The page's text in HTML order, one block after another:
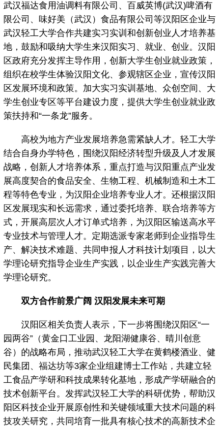
武汉福达食用油调料有限公司、百威英博(武汉)啤酒有
限公司、味好美（武汉）食品有限公司等汉阳区企业与
武汉轻工大学合作共建实习实训和创新创业人才培养基
地，鼓励和吸纳大学生来汉阳实习、就业、创业。汉阳
区政府充分发挥主导作用，创新大学生创业就业政策，
组织在校学生体验汉阳文化、参观辖区企业，宣传汉阳
区发展环境和政策。加大实习实训基地、众创空间、大
学生创业专区等平台建设力度，提供大学生创业就业政
策扶持和“一条龙”服务。
高校为地方产业发展培养急需紧缺人才。轻工大学
结合自身办学特色，围绕汉阳经济转型升级及人才发展
战略，创新人才培养体系，重点打造与汉阳重点产业发
展高度契合的食品安全、生物工程、机械制造和土木工
程等特色专业，为汉阳企业培养专业人才。还根据汉阳
区发展现实和长远需求，通过委托培养、联合培养等方
式，开展高层次人才订单式培养，为汉阳区输送高水平
专业技术与管理人才。定期选派专家老师到企业指导生
产、解决技术难题、共同申报人才科技计划项目，以大
学理论研究指导企业生产实践，以企业生产实践完善大
学理论研究。
双方合作前景广阔 汉阳发展未来可期
汉阳区相关负责人表示，下一步将围绕汉阳区“一
园两谷”（黄金口工业园、龙阳湖健康谷、晴川创意
谷）的战略布局，推动武汉轻工大学在黄鹤楼酒业、健
民集团、福达坊等3家企业组建博士工作站，共建立轻
工食品产学研和科技成果转化基地，形成产学研融合的
技术创新平台。发挥武汉轻工大学的科研优势，帮助汉
阳区科技企业开展原创性和关键领域重大技术问题的科
技攻关研究，共同培育一批具有核心技术的高新技术企